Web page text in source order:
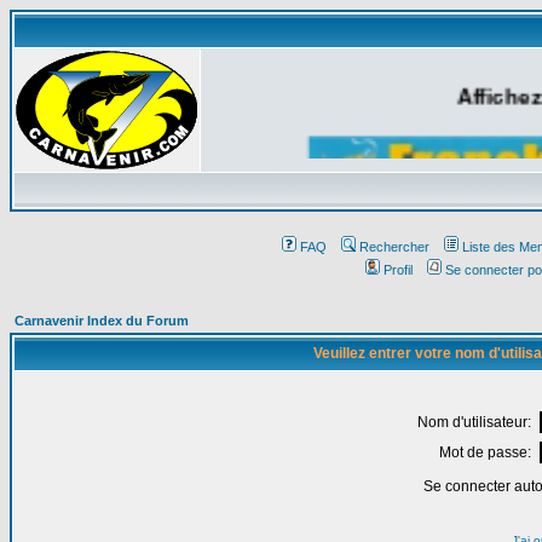
FAQ Rechercher
Liste des
Profil
Se connecter
Carnavenir Index du Forum
Veuillez entrer votre nom
Nom d'utilisateur:
Mot de passe:
Se connecter